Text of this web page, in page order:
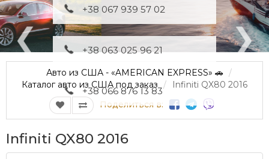
+38 067 939 57 02
+38 063 025 96 21
+38 066 876 13 83
Авто из США - «AMERICAN EXPRESS» 🚗
Каталог авто из США под заказ
Infiniti QX80 2016
Поделиться в:
Infiniti QX80 2016